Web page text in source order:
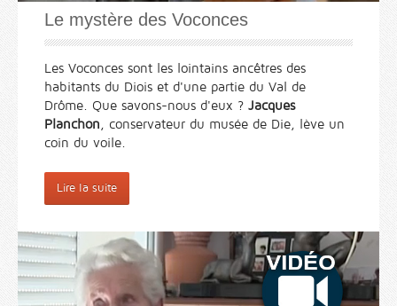
Le mystère des Voconces
Les Voconces sont les lointains ancêtres des
habitants du Diois et d'une partie du Val de
Drôme. Que savons-nous d'eux ? Jacques
Planchon , conservateur du musée de Die, lève un
coin du voile.
Lire la suite